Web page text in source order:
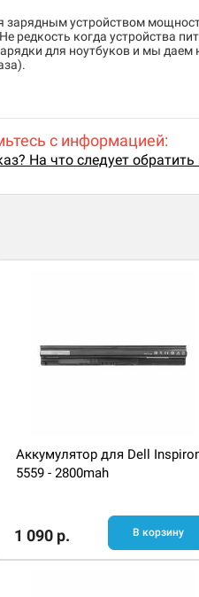
зарядным устройством
когда устройства
для ноутбуков и мы даем
с информацией:
На что следует
Аккумулятор для Dell
5559 - 2800mah
1 090 р. В корзину